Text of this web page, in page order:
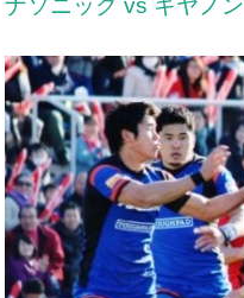
ナソニック vs キヤノン